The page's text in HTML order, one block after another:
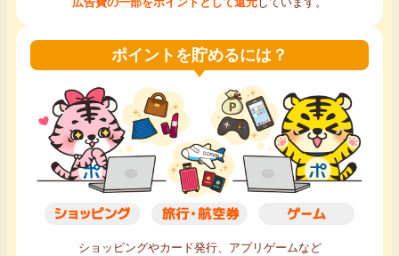
ポイントを貯めるには？
ショッピングやカード発行、アプリゲームなど